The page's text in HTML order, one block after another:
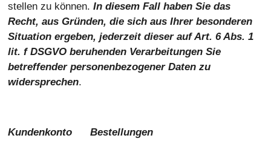
stellen zu können. In diesem Fall haben Sie das
Recht, aus Gründen, die sich aus Ihrer besonderen
Situation ergeben, jederzeit dieser auf Art. 6 Abs. 1
lit. f DSGVO beruhenden Verarbeitungen Sie
betreffender personenbezogener Daten zu
widersprechen.
Kundenkonto Bestellungen